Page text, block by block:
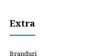
Extra
Branduri